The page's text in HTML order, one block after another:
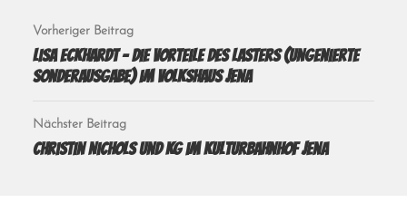
Vorheriger Beitrag
Lisa Eckhardt – Die Vorteile des Lasters (Ungenierte
Sonderausgabe) im Volkshaus Jena
Nächster Beitrag
Christin Nichols und KG im Kulturbahnhof Jena